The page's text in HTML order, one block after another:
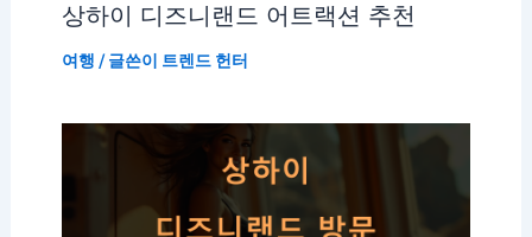
상하이 디즈니랜드 어트랙션 추천
여행 / 글쓴이 트렌드 헌터